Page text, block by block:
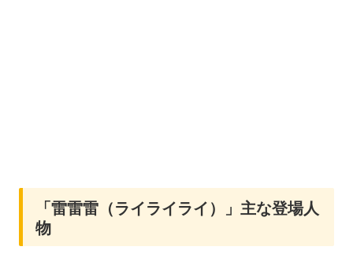
「雷雷雷（ライライライ）」主な登場人
物